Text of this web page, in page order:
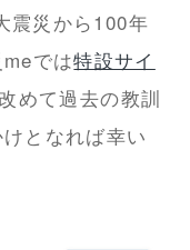
震災から100年
では特設サイ
めて過去の教訓
となれば幸い